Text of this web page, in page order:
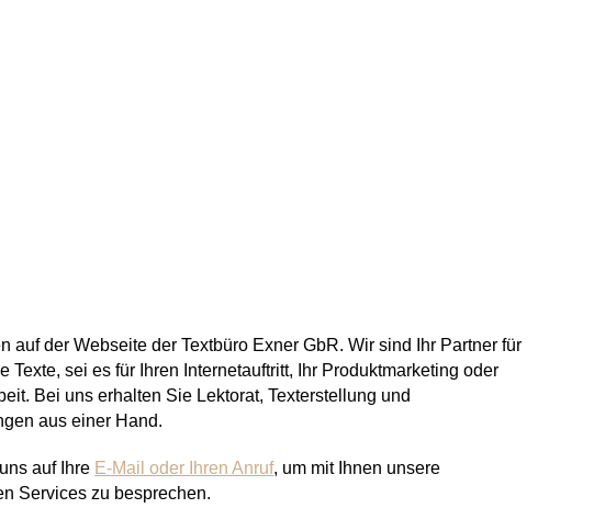
auf der Webseite der Textbüro Exner GbR. Wir sind Ihr Partner für
Texte, sei es für Ihren Internetauftritt, Ihr Produktmarketing oder
Bei uns erhalten Sie Lektorat, Texterstellung und
aus einer Hand.
auf Ihre E-Mail oder Ihren Anruf, um mit Ihnen unsere
Services zu besprechen.